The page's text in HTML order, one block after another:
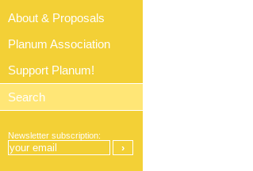
About & Proposals
Planum Association
Support Planum!
Newsletter subscription: